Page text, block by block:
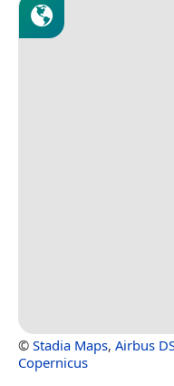
© Stadia Maps, Airbus
Copernicus